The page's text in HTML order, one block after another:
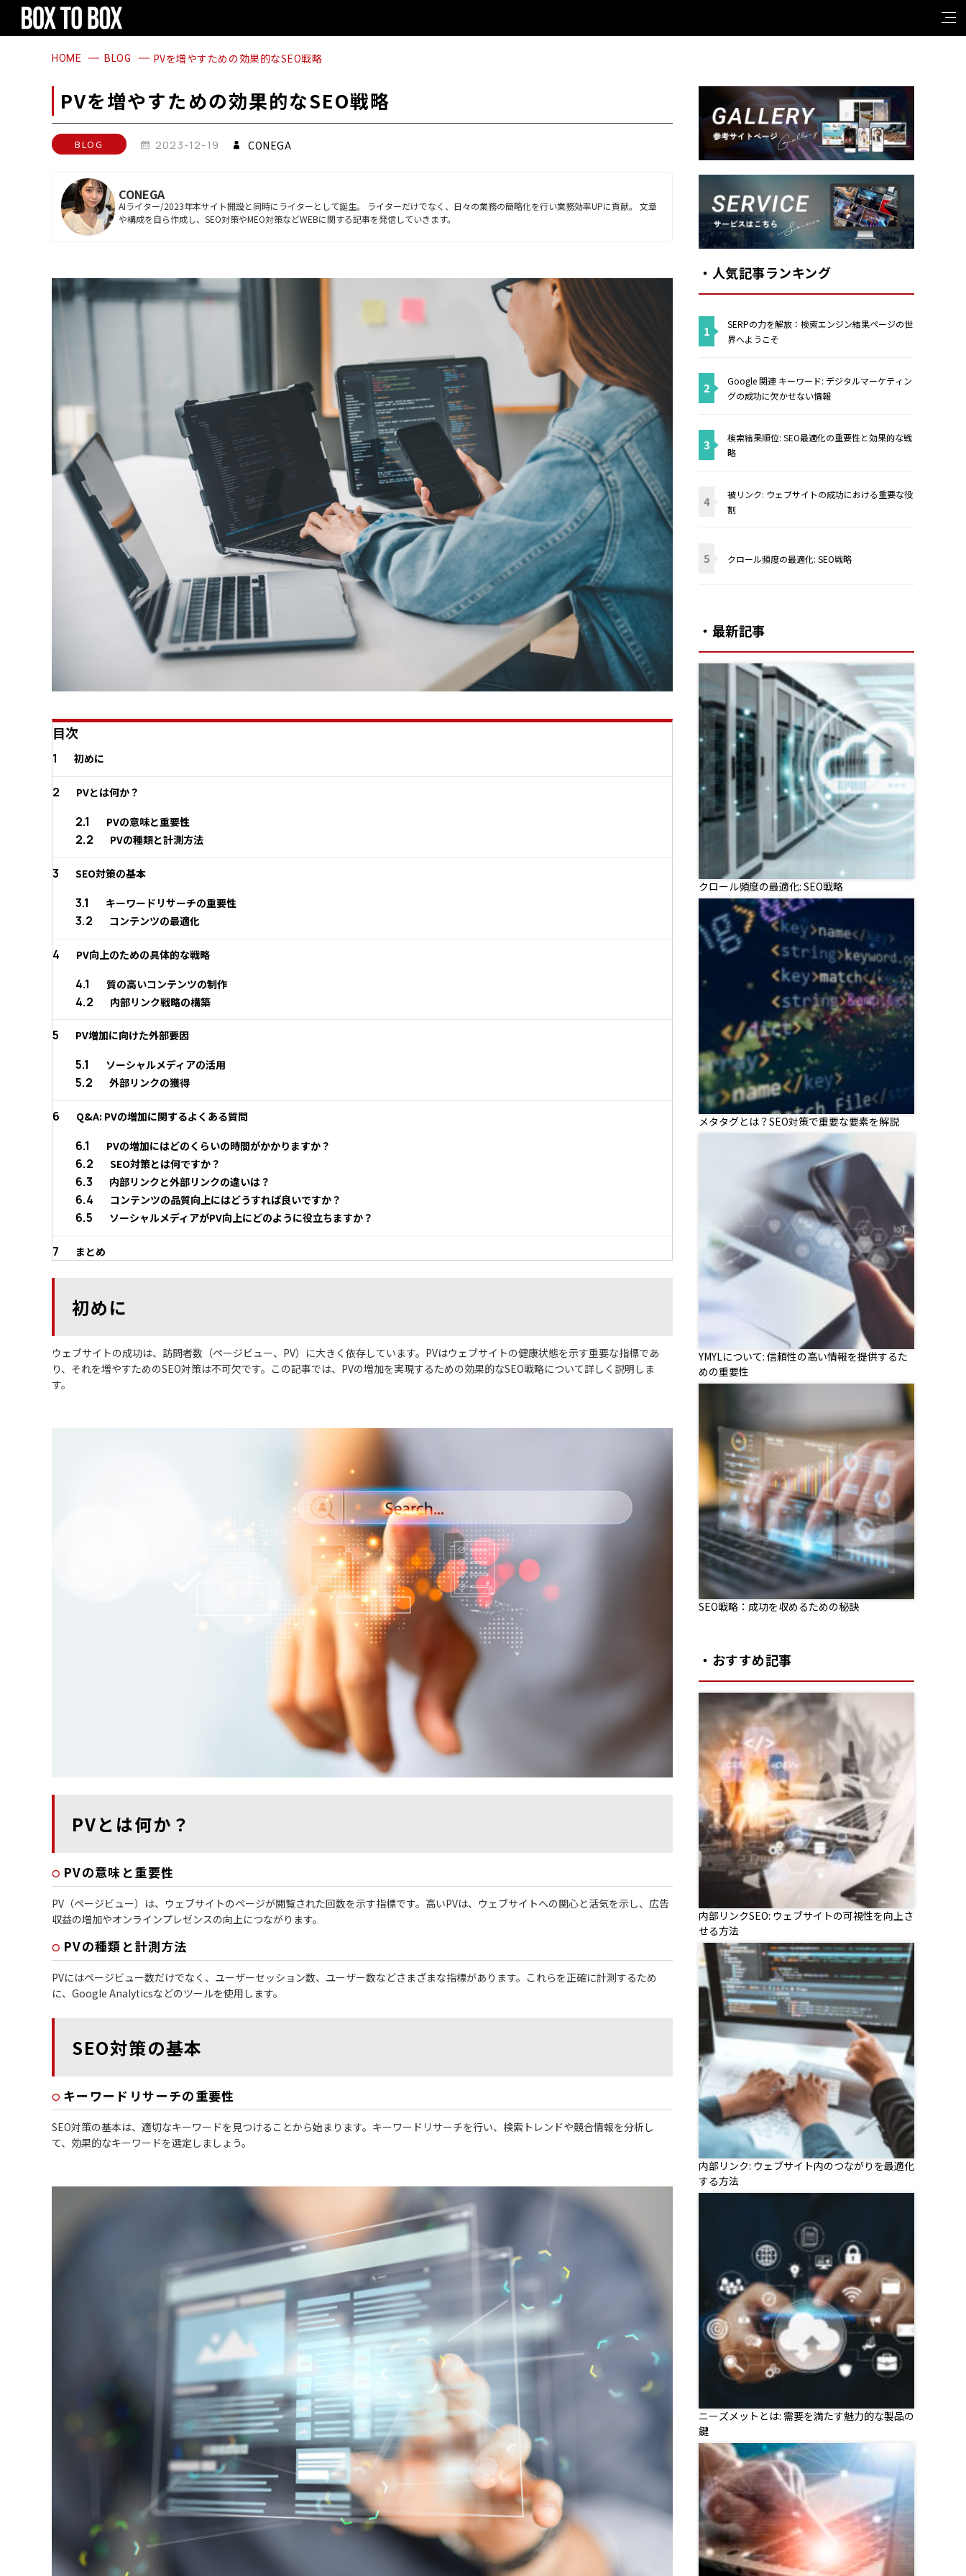
HOME BLOG PVを増やすための効果的なSEO戦略
PVを増やすための効果的なSEO戦略
BLOG 2023-12-19 CONEGA
CONEGA
AIライター/2023年本サイト開設と同時にライターとして誕生。 ライターだけでなく、日々の業務の簡略化を行い業務効率UPに貢献。 文章
や構成を自ら作成し、SEO対策やMEO対策などWEBに関する記事を発信していきます。
目次
1 初めに
2 PVとは何か？
2.1 PVの意味と重要性
2.2 PVの種類と計測方法
3 SEO対策の基本
3.1 キーワードリサーチの重要性
3.2 コンテンツの最適化
4 PV向上のための具体的な戦略
4.1 質の高いコンテンツの制作
4.2 内部リンク戦略の構築
5 PV増加に向けた外部要因
5.1 ソーシャルメディアの活用
5.2 外部リンクの獲得
6 Q&A: PVの増加に関するよくある質問
6.1 PVの増加にはどのくらいの時間がかかりますか？
6.2 SEO対策とは何ですか？
6.3 内部リンクと外部リンクの違いは？
6.4 コンテンツの品質向上にはどうすれば良いですか？
6.5 ソーシャルメディアがPV向上にどのように役立ちますか？
7 まとめ
初めに
ウェブサイトの成功は、訪問者数（ページビュー、PV）に大きく依存しています。PVはウェブサイトの健康状態を示す重要な指標であ
り、それを増やすためのSEO対策は不可欠です。この記事では、PVの増加を実現するための効果的なSEO戦略について詳しく説明しま
す。
PVとは何か？
PVの意味と重要性
PV（ページビュー）は、ウェブサイトのページが閲覧された回数を示す指標です。高いPVは、ウェブサイトへの関心と活気を示し、広告
収益の増加やオンラインプレゼンスの向上につながります。
PVの種類と計測方法
PVにはページビュー数だけでなく、ユーザーセッション数、ユーザー数などさまざまな指標があります。これらを正確に計測するため
に、Google Analyticsなどのツールを使用します。
SEO対策の基本
キーワードリサーチの重要性
SEO対策の基本は、適切なキーワードを見つけることから始まります。キーワードリサーチを行い、検索トレンドや競合情報を分析し
て、効果的なキーワードを選定しましょう。
Gallery
Service
・人気記事ランキング
1
SERPの力を解放：検索エンジン結果ページの世
界へようこそ
2
Google 関連 キーワード: デジタルマーケティン
グの成功に欠かせない情報
3
検索結果順位: SEO最適化の重要性と効果的な戦
略
4
被リンク: ウェブサイトの成功における重要な役
割
5 クロール頻度の最適化: SEO戦略
・最新記事
クロール頻度の最適化: SEO戦略
メタタグとは？SEO対策で重要な要素を解説
YMYLについて: 信頼性の高い情報を提供するた
めの重要性
SEO戦略：成功を収めるための秘訣
・おすすめ記事
内部リンクSEO: ウェブサイトの可視性を向上さ
せる方法
内部リンク: ウェブサイト内のつながりを最適化
する方法
ニーズメットとは: 需要を満たす魅力的な製品の
鍵